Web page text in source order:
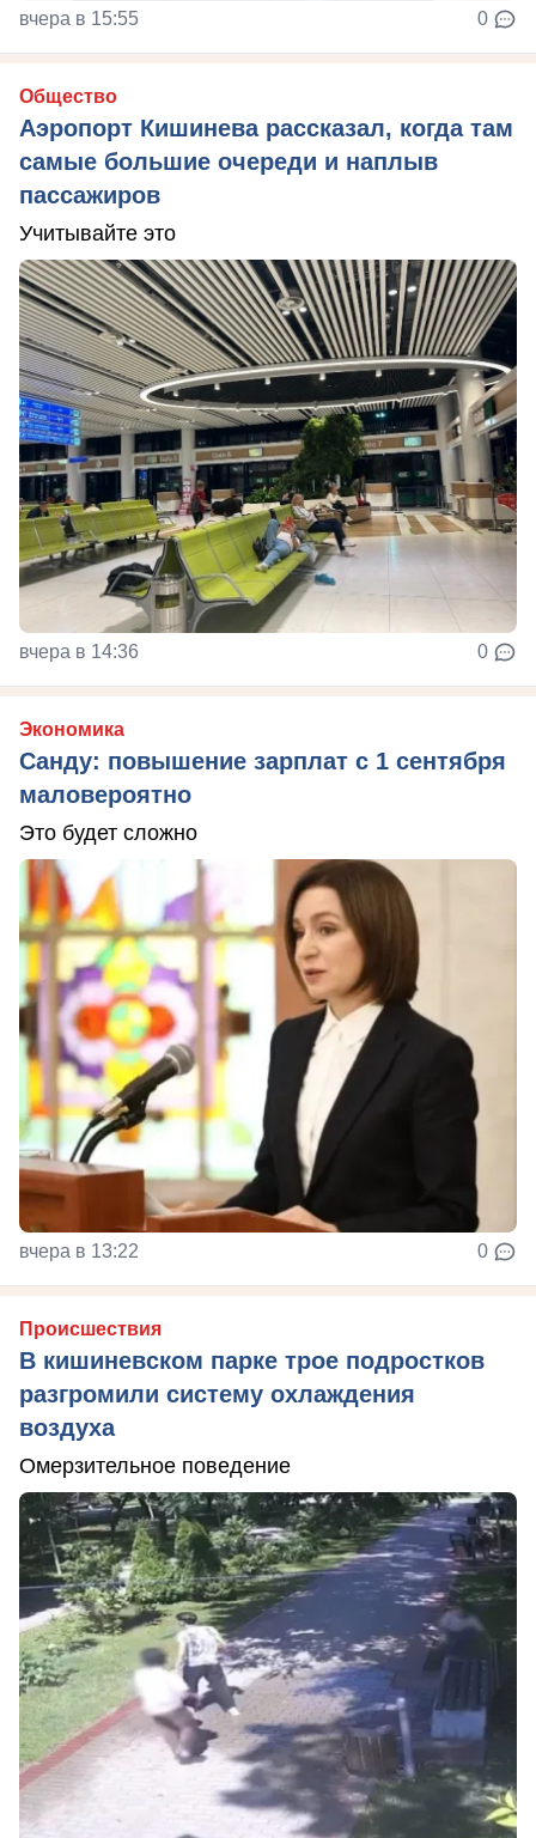
вчера в 15:55 0
Общество
Аэропорт Кишинева рассказал, когда там
самые большие очереди и наплыв
пассажиров
Учитывайте это
вчера в 14:36 0
Экономика
Санду: повышение зарплат с 1 сентября
маловероятно
Это будет сложно
вчера в 13:22 0
Происшествия
В кишиневском парке трое подростков
разгромили систему охлаждения
воздуха
Омерзительное поведение